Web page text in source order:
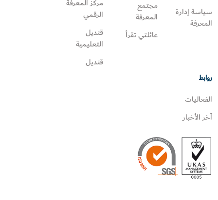
سياسة إدارة
المعرفة
مجتمع
المعرفة
عائلتي تقرأ‎
مركز المعرفة
الرقمي
قنديل
التعليمية
قنديل
روابط
الفعاليات
آخر الأخبار